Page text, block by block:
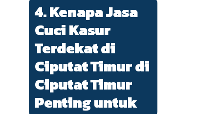
4. Kenapa Jasa
Cuci Kasur
Terdekat di
Ciputat Timur di
Ciputat Timur
Penting untuk